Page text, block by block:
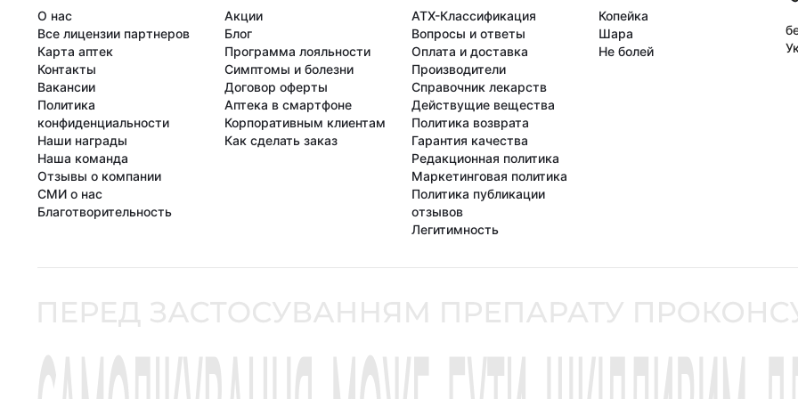
О нас
Все лицензии партнеров
Карта аптек
Контакты
Вакансии
Политика
конфиденциальности
Наши награды
Наша команда
Отзывы о компании
СМИ о нас
Благотворительность
Акции
Блог
Программа лояльности
Симптомы и болезни
Договор оферты
Аптека в смартфоне
Корпоративным клиентам
Как сделать заказ
АТХ-Классификация
Вопросы и ответы
Оплата и доставка
Производители
Справочник лекарств
Действущие вещества
Политика возврата
Гарантия качества
Редакционная политика
Маркетинговая политика
Политика публикации
отзывов
Легитимность
Копейка
Шара
Не болей